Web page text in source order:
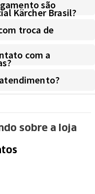
são
Kärcher Brasil?
troca de
com a
sobre a loja